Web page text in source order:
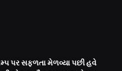
પર સફળતા મેળવ્યા પછી હવે